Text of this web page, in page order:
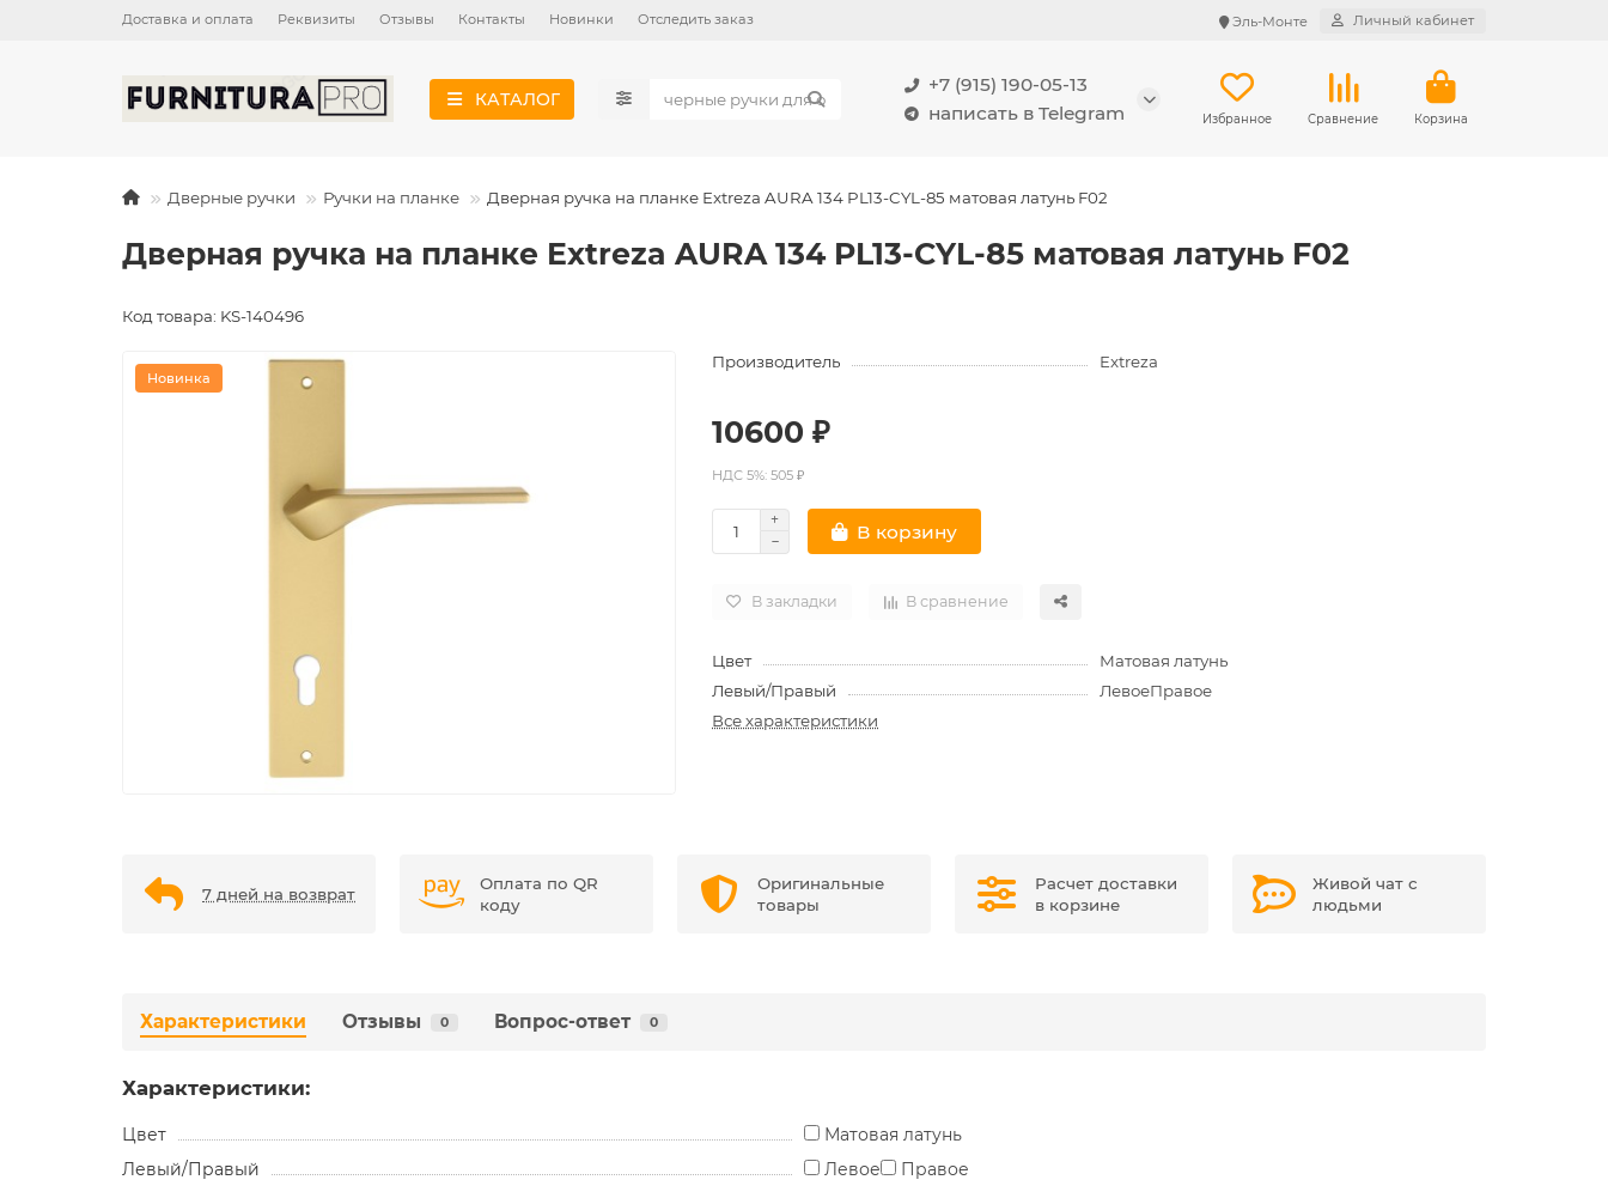
Доставка и оплата Реквизиты Отзывы Контакты Новинки Отследить заказ Эль-Монте Личный кабинет
КАТАЛОГ
+7 (915) 190-05-13
написать в Telegram
Избранное Сравнение Корзина
Дверные ручки Ручки на планке Дверная ручка на планке Extreza AURA 134 PL13-CYL-85 матовая латунь F02
Дверная ручка на планке Extreza AURA 134 PL13-CYL-85 матовая латунь F02
Код товара: KS-140496
Новинка
Производитель Extreza
10600 ₽
НДС 5%: 505 ₽
В корзину
В закладки В сравнение
Цвет
Матовая латунь
Левый/Правый
ЛевоеПравое
Все характеристики
7 дней на возврат
Оплата по QR
коду
Оригинальные
товары
Расчет доставки
в корзине
Живой чат с
людьми
Характеристики Отзывы 0 Вопрос-ответ 0
Характеристики:
Цвет
Матовая латунь
Левый/Правый
Левое
Правое